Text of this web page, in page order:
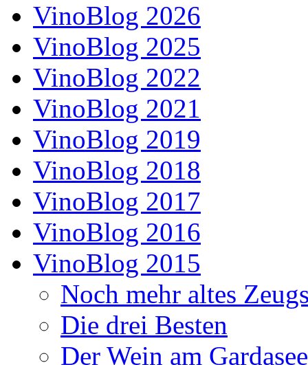
VinoBlog 2026
VinoBlog 2025
VinoBlog 2022
VinoBlog 2021
VinoBlog 2019
VinoBlog 2018
VinoBlog 2017
VinoBlog 2016
VinoBlog 2015
Noch mehr altes
Die drei Besten
Der Wein am Gardasee